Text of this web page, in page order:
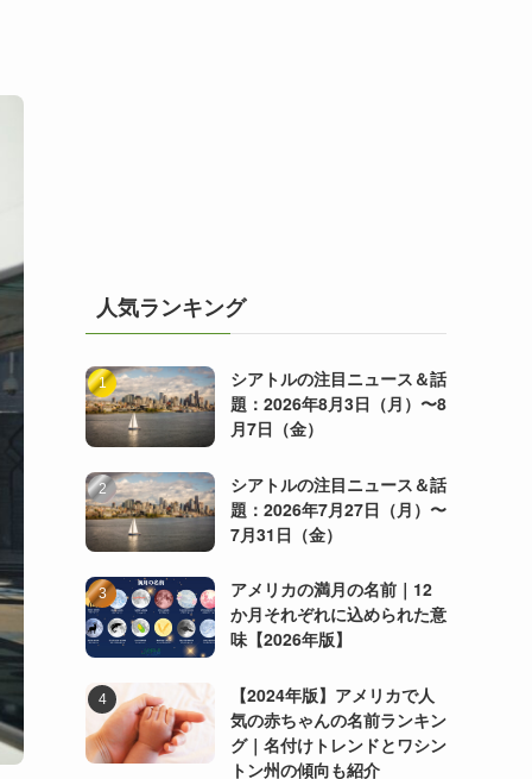
人気ランキング
シアトルの注目ニュース＆話
題：2026年8月3日（月）〜8
月7日（金）
シアトルの注目ニュース＆話
題：2026年7月27日（月）〜
7月31日（金）
アメリカの満月の名前｜12
か月それぞれに込められた意
味【2026年版】
【2024年版】アメリカで人
気の赤ちゃんの名前ランキン
グ｜名付けトレンドとワシン
トン州の傾向も紹介